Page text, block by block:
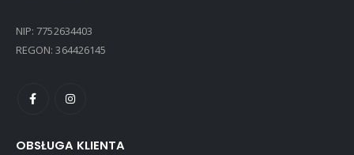
NIP: 7752634403
REGON: 364426145
OBSŁUGA KLIENTA